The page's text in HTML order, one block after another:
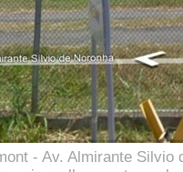
- Av. Almirante Silvio